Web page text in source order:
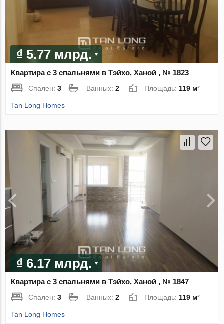
₫ 5.77 млрд.
Квартира с 3 спальнями в Тэйхо, Ханой , № 1823
Спален:3 Ванных:2 Площадь:119 м²
Tan Long Homes
₫ 6.17 млрд.
Квартира с 3 спальнями в Тэйхо, Ханой , № 1847
Спален:3 Ванных:2 Площадь: 119 м²
Tan Long Homes